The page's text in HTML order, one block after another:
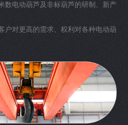
数电动葫芦及非标葫芦的研制、新产
户对更高的需求、权利对各种电动葫